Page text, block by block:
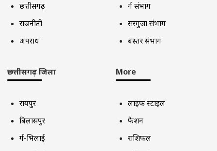
छत्तीसगढ़
राजनीती
अपराध
दुर्ग संभाग
सरगुजा संभाग
बस्तर संभाग
छत्तीसगढ़ जिला
रायपुर
बिलासपुर
दुर्ग-भिलाई
More
लाइफ स्टाइल
फैशन
राशिफल